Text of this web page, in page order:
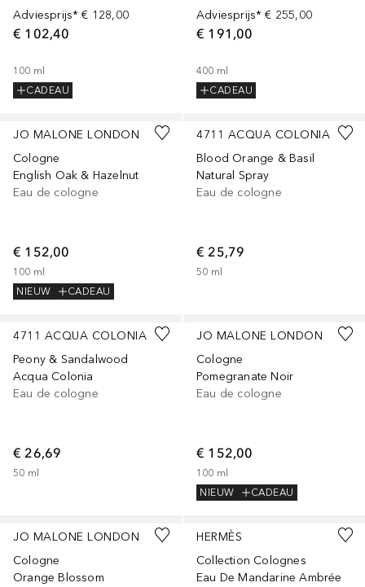
Adviesprijs* € 128,00
€ 102,40
100 ml
CADEAU
Adviesprijs* € 255,00
€ 191,00
400 ml
CADEAU
JO MALONE LONDON
Cologne
English Oak & Hazelnut
Eau de cologne
€ 152,00
100 ml
NIEUW
CADEAU
4711 ACQUA COLONIA
Blood Orange & Basil
Natural Spray
Eau de cologne
€ 25,79
50 ml
4711 ACQUA COLONIA
Peony & Sandalwood
Acqua Colonia
Eau de cologne
€ 26,69
50 ml
JO MALONE LONDON
Cologne
Pomegranate Noir
Eau de cologne
€ 152,00
100 ml
NIEUW
CADEAU
JO MALONE LONDON
Cologne
Orange Blossom
HERMÈS
Collection Colognes
Eau De Mandarine Ambrée